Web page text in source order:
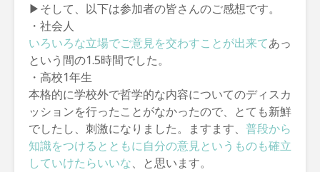
▶そして、以下は参加者の皆さんのご感想です。
・社会人
いろいろな立場でご意見を交わすことが出来てあっ
という間の1.5時間でした。
・高校1年生
本格的に学校外で哲学的な内容についてのディスカ
ッションを行ったことがなかったので、とても新鮮
でしたし、刺激になりました。ますます、 普段から
知識をつけるとともに自分の意見というものも確立
していけたらいいな、と思います。